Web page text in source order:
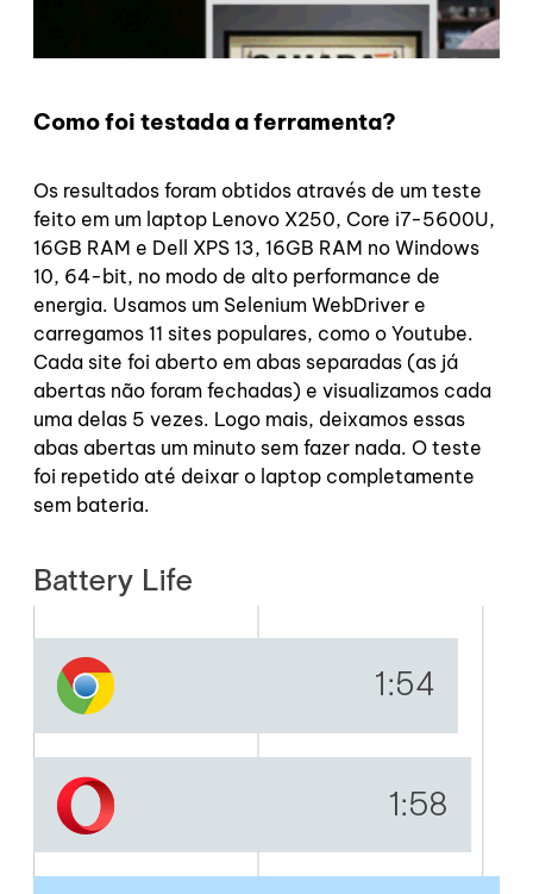
Como foi testada a ferramenta?
Os resultados foram obtidos através de um teste
feito em um laptop Lenovo X250, Core i7-5600U,
16GB RAM e Dell XPS 13, 16GB RAM no Windows
10, 64-bit, no modo de alto performance de
energia. Usamos um Selenium WebDriver e
carregamos 11 sites populares, como o Youtube.
Cada site foi aberto em abas separadas (as já
abertas não foram fechadas) e visualizamos cada
uma delas 5 vezes. Logo mais, deixamos essas
abas abertas um minuto sem fazer nada. O teste
foi repetido até deixar o laptop completamente
sem bateria.